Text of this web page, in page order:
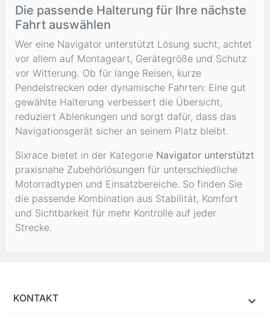
Die passende Halterung für Ihre nächste
Fahrt auswählen
Wer eine Navigator unterstützt Lösung sucht, achtet
vor allem auf Montageart, Gerätegröße und Schutz
vor Witterung. Ob für lange Reisen, kurze
Pendelstrecken oder dynamische Fahrten: Eine gut
gewählte Halterung verbessert die Übersicht,
reduziert Ablenkungen und sorgt dafür, dass das
Navigationsgerät sicher an seinem Platz bleibt.
Sixrace bietet in der Kategorie Navigator unterstützt
praxisnahe Zubehörlösungen für unterschiedliche
Motorradtypen und Einsatzbereiche. So finden Sie
die passende Kombination aus Stabilität, Komfort
und Sichtbarkeit für mehr Kontrolle auf jeder
Strecke.
KONTAKT